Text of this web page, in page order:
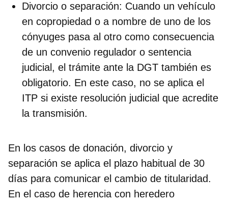
Divorcio o separación: Cuando un vehículo
en copropiedad o a nombre de uno de los
cónyuges pasa al otro como consecuencia
de un convenio regulador o sentencia
judicial, el trámite ante la DGT también es
obligatorio. En este caso, no se aplica el
ITP si existe resolución judicial que acredite
la transmisión.
En los casos de donación, divorcio y
separación se aplica el plazo habitual de 30
días para comunicar el cambio de titularidad.
En el caso de herencia con heredero